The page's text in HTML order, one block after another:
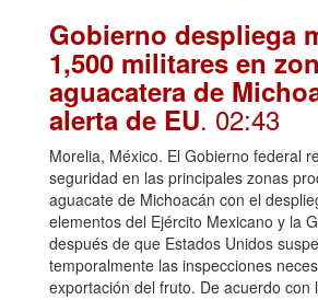
Gobierno despliega
1,500 militares en
aguacatera de
alerta de EU. 02:43
Morelia, México. El Gobierno federal
seguridad en las principales zonas
aguacate de Michoacán con el
elementos del Ejército Mexicano y la
después de que Estados Unidos
temporalmente las inspecciones
exportación del fruto. De acuerdo